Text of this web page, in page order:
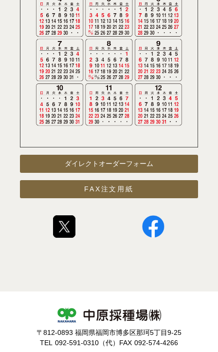
ダイレクトオーダーフォーム
FAX注文用紙
〒812-0893 福岡県福岡市博多区那珂5丁目9-25
TEL 092-591-0310（代） FAX 092-574-4266